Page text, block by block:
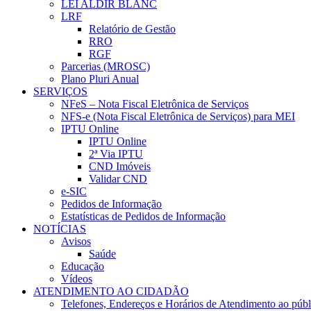
LEI ALDIR BLANC
LRF
Relatório de Gestão
RRO
RGF
Parcerias (MROSC)
Plano Pluri Anual
SERVIÇOS
NFeS – Nota Fiscal Eletrônica de Serviços
NFS-e (Nota Fiscal Eletrônica de Serviços) para MEI
IPTU Online
IPTU Online
2ª Via IPTU
CND Imóveis
Validar CND
e-SIC
Pedidos de Informação
Estatísticas de Pedidos de Informação
NOTÍCIAS
Avisos
Saúde
Educação
Vídeos
ATENDIMENTO AO CIDADÃO
Telefones, Endereços e Horários de Atendimento ao